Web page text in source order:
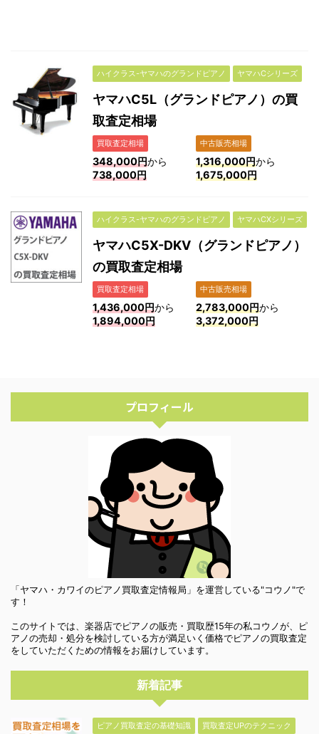
ハイクラス-ヤマハのグランドピアノ ヤマハCシリーズ
ヤマハC5L（グランドピアノ）の買
取査定相場
買取査定相場
348,000円から
738,000円
中古販売相場
1,316,000円から
1,675,000円
ハイクラス-ヤマハのグランドピアノ ヤマハCXシリーズ
ヤマハC5X-DKV（グランドピアノ）
の買取査定相場
買取査定相場
1,436,000円から
1,894,000円
中古販売相場
2,783,000円から
3,372,000円
プロフィール
「ヤマハ・カワイのピアノ買取査定情報局」を運営している"コウノ"で
す！
このサイトでは、楽器店でピアノの販売・買取歴15年の私コウノが、ピ
アノの売却・処分を検討している方が満足いく価格でピアノの買取査定
をしていただくための情報をお届けしています。
新着記事
ピアノ買取査定の基礎知識 買取査定UPのテクニック